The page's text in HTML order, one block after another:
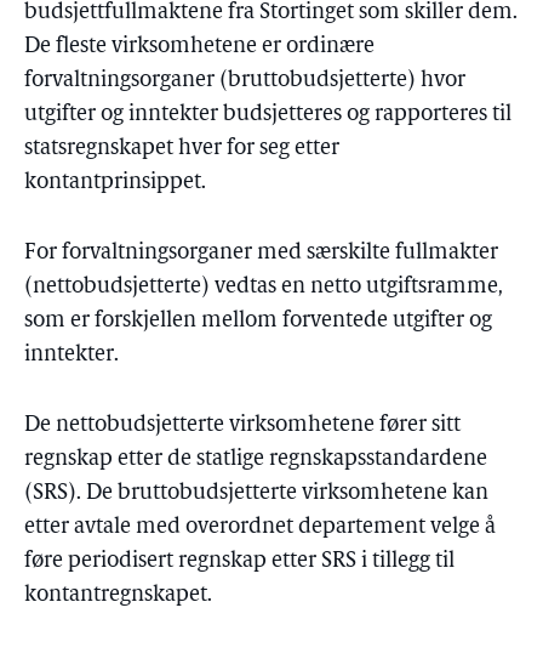
budsjettfullmaktene fra Stortinget som skiller dem.
De fleste virksomhetene er ordinære
forvaltningsorganer (bruttobudsjetterte) hvor
utgifter og inntekter budsjetteres og rapporteres til
statsregnskapet hver for seg etter
kontantprinsippet.
For forvaltningsorganer med særskilte fullmakter
(nettobudsjetterte) vedtas en netto utgiftsramme,
som er forskjellen mellom forventede utgifter og
inntekter.
De nettobudsjetterte virksomhetene fører sitt
regnskap etter de statlige regnskapsstandardene
(SRS). De bruttobudsjetterte virksomhetene kan
etter avtale med overordnet departement velge å
føre periodisert regnskap etter SRS i tillegg til
kontantregnskapet.